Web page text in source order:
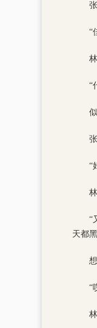
“
“
“
“
天都
“